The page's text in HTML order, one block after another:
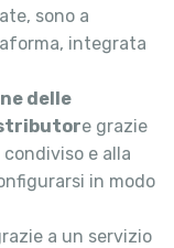
sono a
integrata
delle
e grazie
e alla
in modo
a un servizio